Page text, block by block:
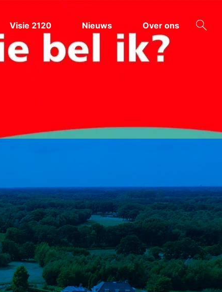
Visie 2120 Nieuws Over ons
ZOEKEN